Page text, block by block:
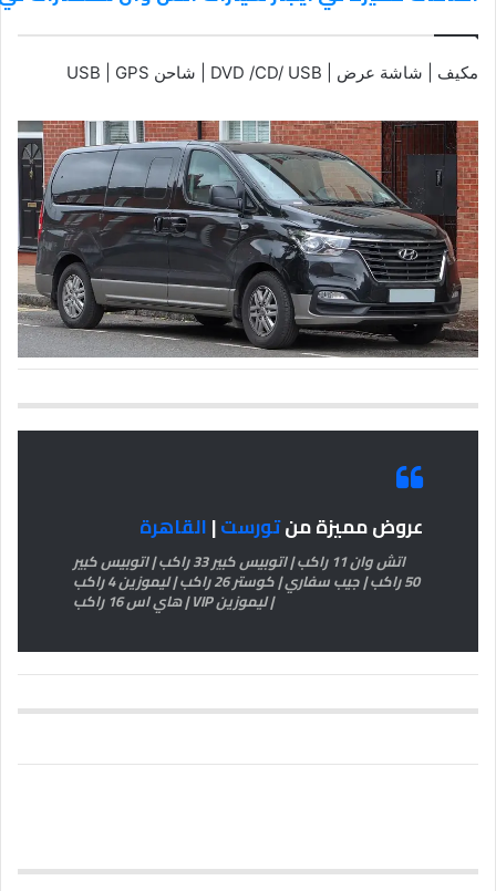
مكيف | شاشة عرض | DVD /CD/ USB | شاحن USB | GPS
عروض مميزة منتورست|القاهرة
اتش وان 11 راكب | اتوبيس كبير 33 راكب | اتوبيس كبير
50 راكب | جيب سفاري | كوستر 26 راكب | ليموزين 4 راكب
| ليموزين VIP | هاي اس 16 راكب